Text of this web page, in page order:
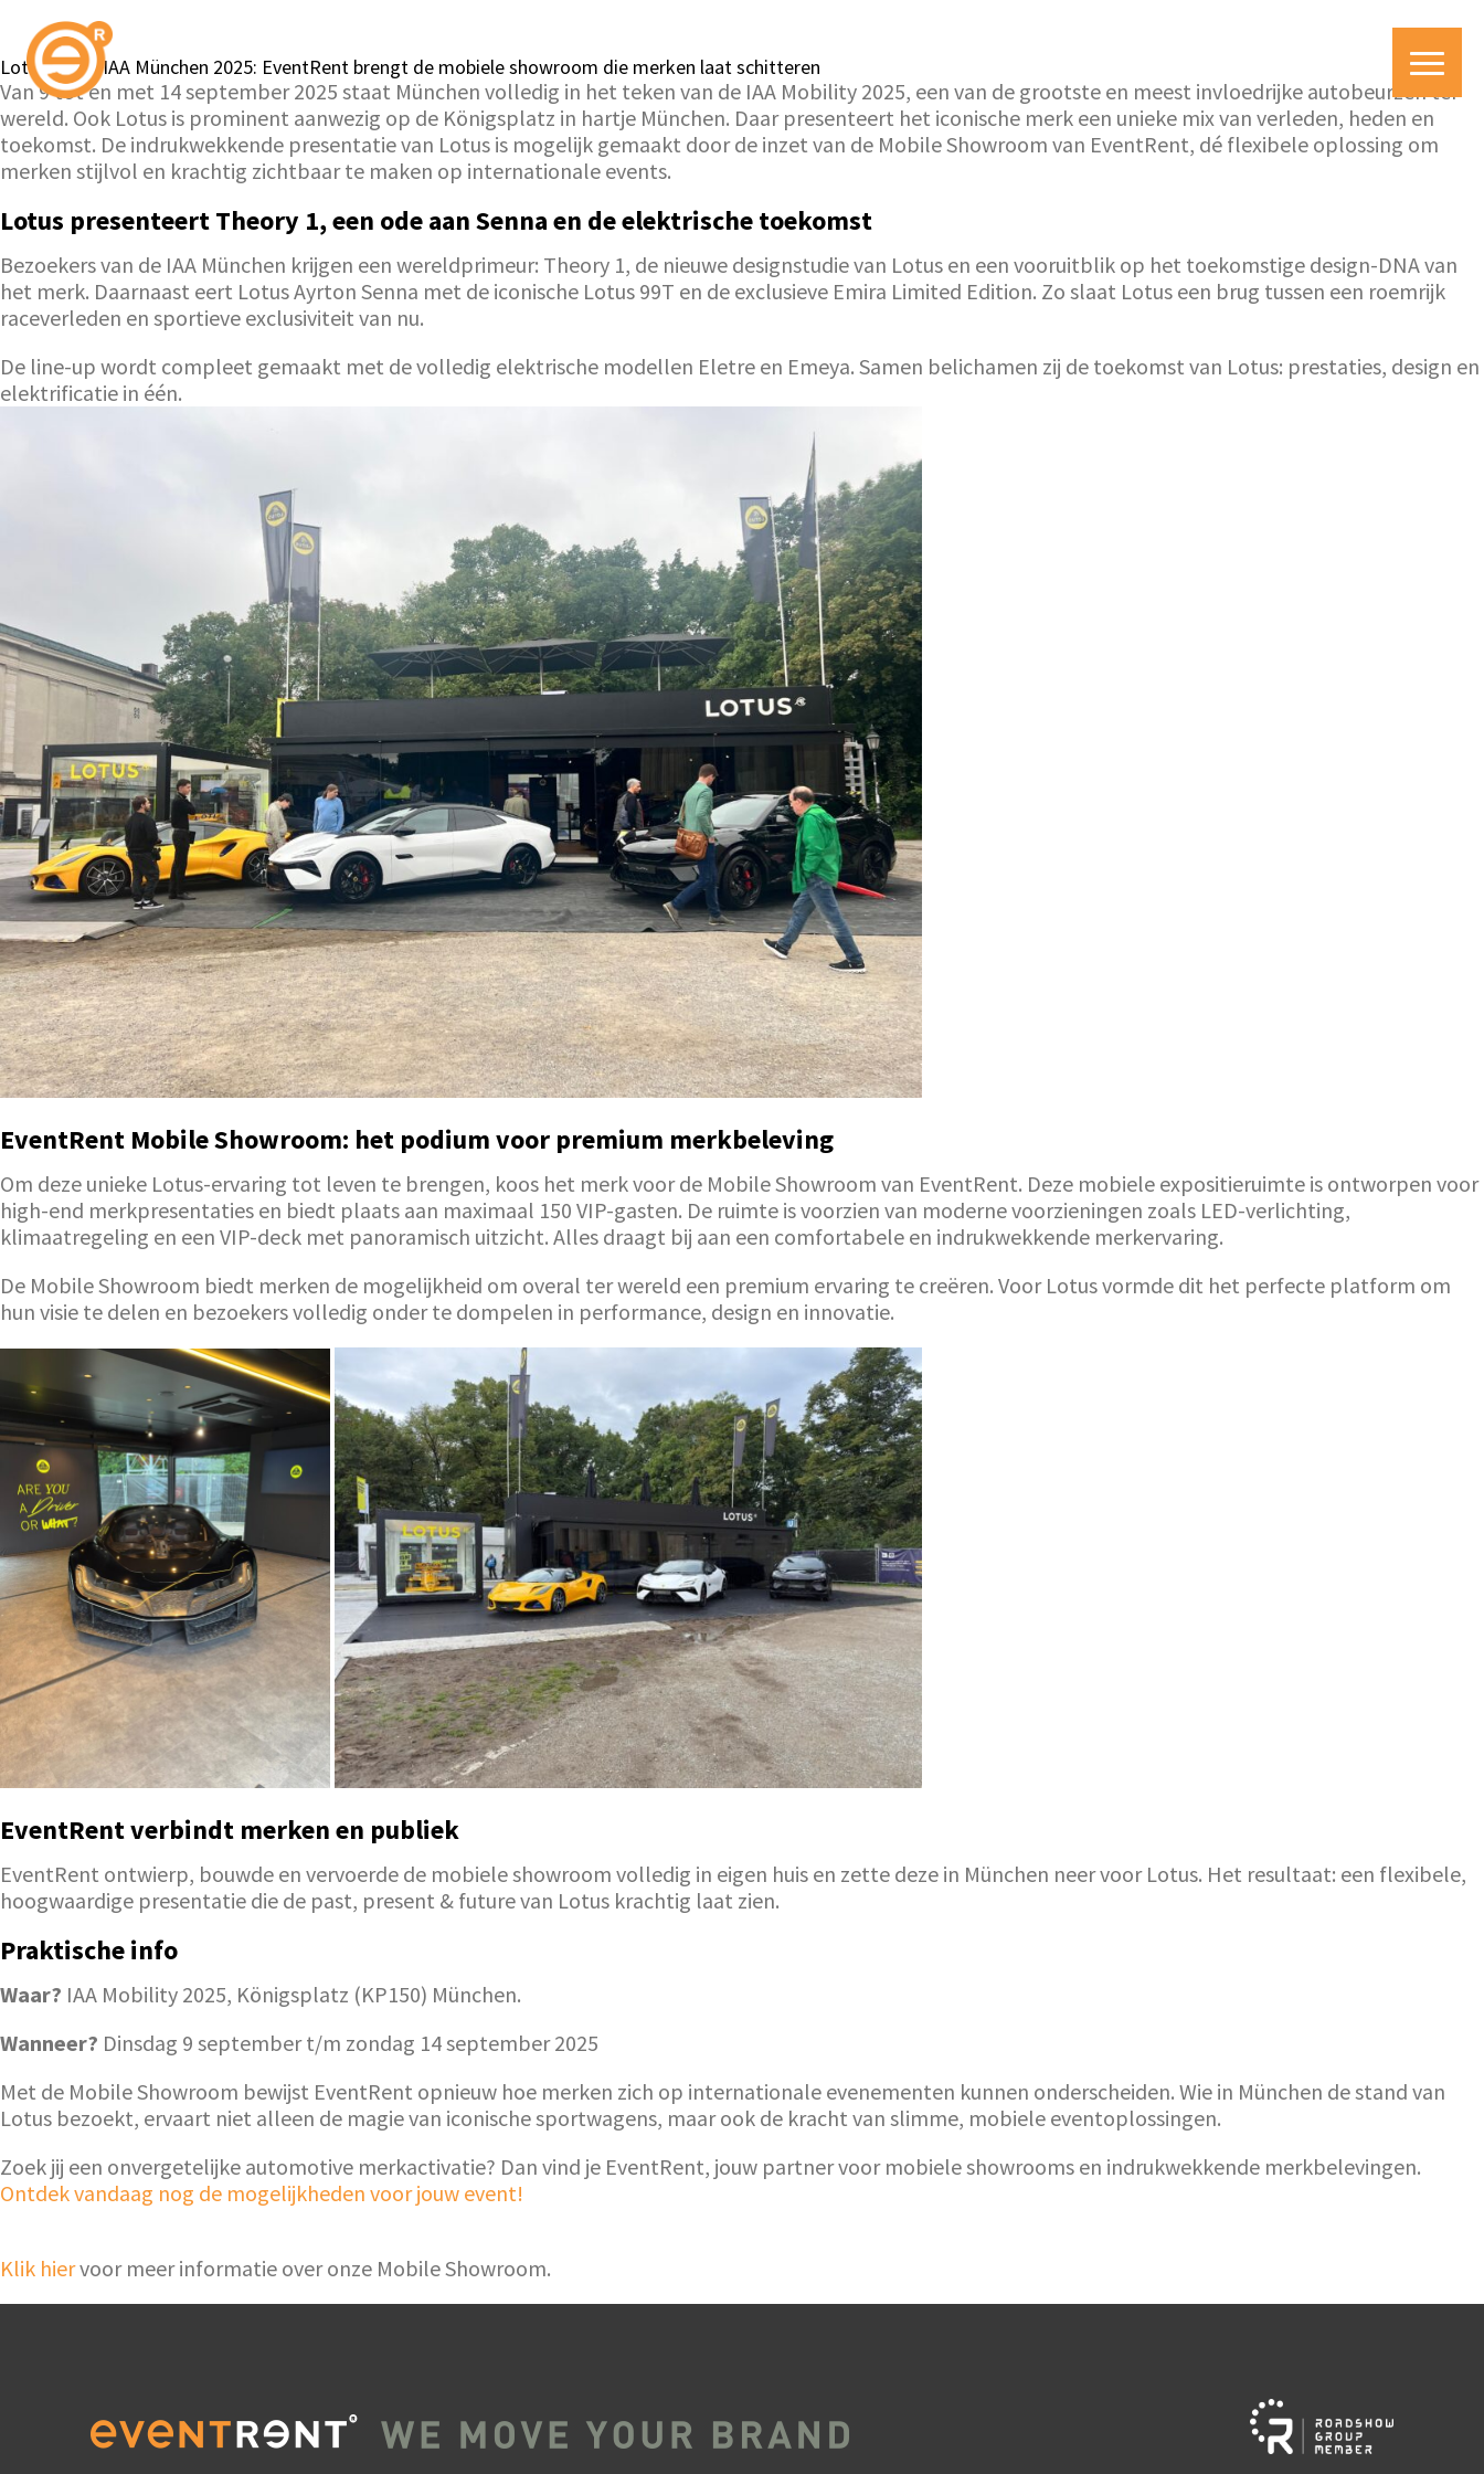
Lotus op de IAA München 2025: EventRent brengt de mobiele showroom die merken laat schitteren
Van 9 tot en met 14 september 2025 staat München volledig in het teken van de IAA Mobility 2025, een van de grootste en meest invloedrijke autobeurzen ter
wereld. Ook Lotus is prominent aanwezig op de Königsplatz in hartje München. Daar presenteert het iconische merk een unieke mix van verleden, heden en
toekomst. De indrukwekkende presentatie van Lotus is mogelijk gemaakt door de inzet van de Mobile Showroom van EventRent, dé flexibele oplossing om
merken stijlvol en krachtig zichtbaar te maken op internationale events.
Lotus presenteert Theory 1, een ode aan Senna en de elektrische toekomst
Bezoekers van de IAA München krijgen een wereldprimeur: Theory 1, de nieuwe designstudie van Lotus en een vooruitblik op het toekomstige design-DNA van
het merk. Daarnaast eert Lotus Ayrton Senna met de iconische Lotus 99T en de exclusieve Emira Limited Edition. Zo slaat Lotus een brug tussen een roemrijk
raceverleden en sportieve exclusiviteit van nu.
De line-up wordt compleet gemaakt met de volledig elektrische modellen Eletre en Emeya. Samen belichamen zij de toekomst van Lotus: prestaties, design en
elektrificatie in één.
EventRent Mobile Showroom: het podium voor premium merkbeleving
Om deze unieke Lotus-ervaring tot leven te brengen, koos het merk voor de Mobile Showroom van EventRent. Deze mobiele expositieruimte is ontworpen voor
high-end merkpresentaties en biedt plaats aan maximaal 150 VIP-gasten. De ruimte is voorzien van moderne voorzieningen zoals LED-verlichting,
klimaatregeling en een VIP-deck met panoramisch uitzicht. Alles draagt bij aan een comfortabele en indrukwekkende merkervaring.
De Mobile Showroom biedt merken de mogelijkheid om overal ter wereld een premium ervaring te creëren. Voor Lotus vormde dit het perfecte platform om
hun visie te delen en bezoekers volledig onder te dompelen in performance, design en innovatie.
EventRent verbindt merken en publiek
EventRent ontwierp, bouwde en vervoerde de mobiele showroom volledig in eigen huis en zette deze in München neer voor Lotus. Het resultaat: een flexibele,
hoogwaardige presentatie die de past, present & future van Lotus krachtig laat zien.
Praktische info
Waar? IAA Mobility 2025, Königsplatz (KP150) München.
Wanneer? Dinsdag 9 september t/m zondag 14 september 2025
Met de Mobile Showroom bewijst EventRent opnieuw hoe merken zich op internationale evenementen kunnen onderscheiden. Wie in München de stand van
Lotus bezoekt, ervaart niet alleen de magie van iconische sportwagens, maar ook de kracht van slimme, mobiele eventoplossingen.
Zoek jij een onvergetelijke automotive merkactivatie? Dan vind je EventRent, jouw partner voor mobiele showrooms en indrukwekkende merkbelevingen.
Ontdek vandaag nog de mogelijkheden voor jouw event!
Klik hiervoor meer informatie over onze Mobile Showroom.